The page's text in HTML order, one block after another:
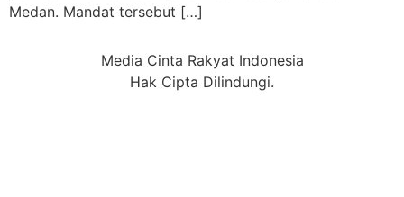
Medan. Mandat tersebut […]
Media Cinta Rakyat Indonesia
Hak Cipta Dilindungi.